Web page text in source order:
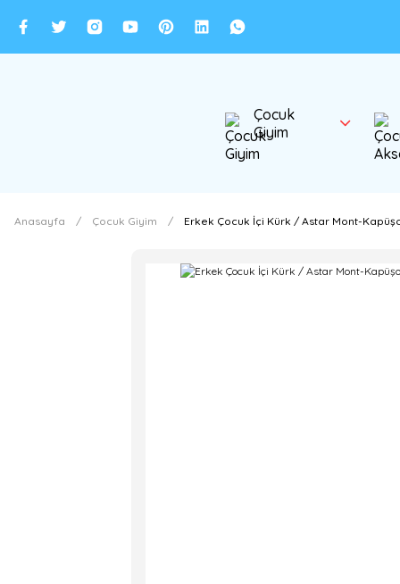
Çocuk
Giyim
Anasayfa Çocuk Giyim Erkek Çocuk İçi Kürk / Astar Mont-